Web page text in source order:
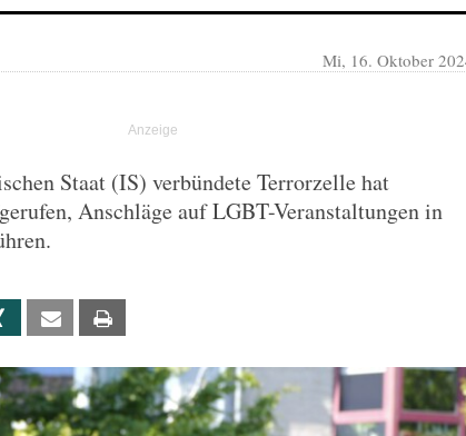
Mi, 16. Oktober
Staat (IS) verbündete Terrorzelle hat
Anschläge auf LGBT-Veranstaltungen in
Xing Email